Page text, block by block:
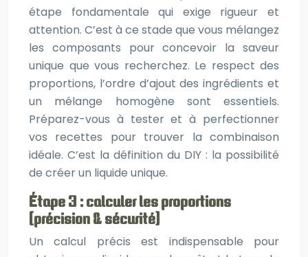
étape fondamentale qui exige rigueur et
attention. C’est à ce stade que vous mélangez
les composants pour concevoir la saveur
unique que vous recherchez. Le respect des
proportions, l’ordre d’ajout des ingrédients et
un mélange homogène sont essentiels.
Préparez-vous à tester et à perfectionner
vos recettes pour trouver la combinaison
idéale. C’est la définition du DIY : la possibilité
de créer un liquide unique.
Étape 3 : calculer les proportions
(précision & sécurité)
Un calcul précis est indispensable pour